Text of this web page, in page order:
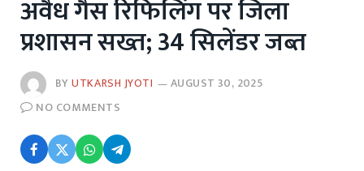
अवैध गैस रिफिलिंग पर जिला
प्रशासन सख्त; 34 सिलेंडर जब्त
BYUTKARSH JYOTI
AUGUST 30, 2025
NO COMMENTS